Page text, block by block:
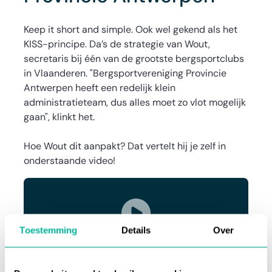
Toestemming Details Over
Keep it short and simple. Ook wel gekend als het
KISS-principe. Da’s de strategie van Wout,
secretaris bij één van de grootste bergsportclubs
in Vlaanderen. "Bergsportvereniging Provincie
Antwerpen heeft een redelijk klein
administratieteam, dus alles moet zo vlot mogelijk
gaan", klinkt het.
Hoe Wout dit aanpakt? Dat vertelt hij je zelf in
onderstaande video!